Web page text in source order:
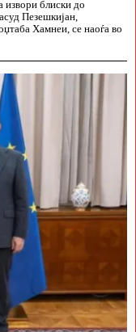
извори блиски до
Пезешкијан,
Хамнеи, се наоѓа во